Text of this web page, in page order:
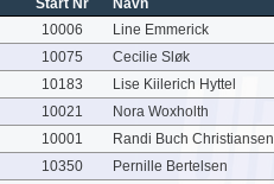
Start Nr Navn
10006 Line Emmerick
10075 Cecilie Sløk
10183 Lise Kiilerich Hyttel
10021 Nora Woxholth
10001 Randi Buch Christiansen
10350 Pernille Bertelsen